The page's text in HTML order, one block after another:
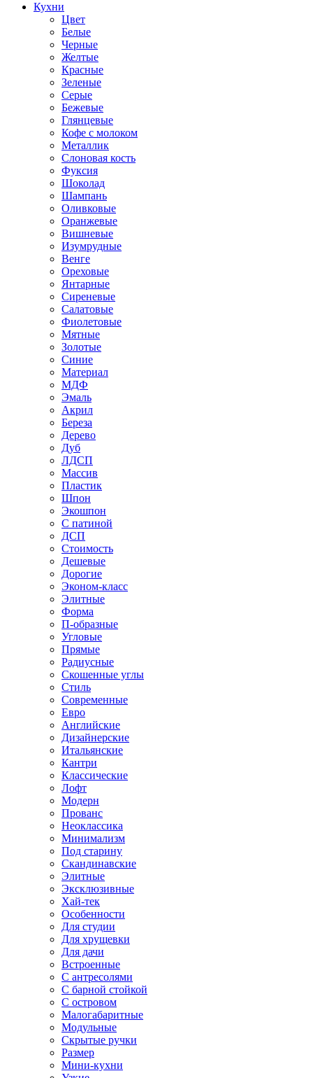
Кухни
Цвет
Белые
Черные
Желтые
Красные
Зеленые
Серые
Бежевые
Глянцевые
Кофе с молоком
Металлик
Слоновая кость
Фуксия
Шоколад
Шампань
Оливковые
Оранжевые
Вишневые
Изумрудные
Венге
Ореховые
Янтарные
Сиреневые
Салатовые
Фиолетовые
Мятные
Золотые
Синие
Материал
МДФ
Эмаль
Акрил
Береза
Дерево
Дуб
ЛДСП
Массив
Пластик
Шпон
Экошпон
С патиной
ДСП
Стоимость
Дешевые
Дорогие
Эконом-класс
Элитные
Форма
П-образные
Угловые
Прямые
Радиусные
Скошенные углы
Стиль
Современные
Евро
Английские
Дизайнерские
Итальянские
Кантри
Классические
Лофт
Модерн
Прованс
Неоклассика
Минимализм
Под старину
Скандинавские
Элитные
Эксклюзивные
Хай-тек
Особенности
Для студии
Для хрущевки
Для дачи
Встроенные
С антресолями
С барной стойкой
С островом
Малогабаритные
Модульные
Скрытые ручки
Размер
Мини-кухни